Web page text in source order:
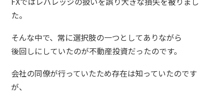
た。
そんな中で、常に選択肢の一つとしてありながら
後回しにしていたのが不動産投資だったのです。
会社の同僚が行っていたため存在は知っていたのです
が、